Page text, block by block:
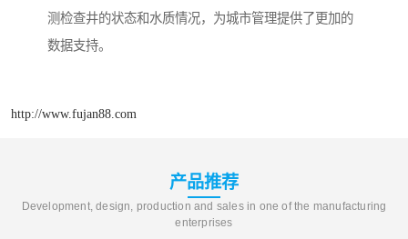
测检查井的状态和水质情况，为城市管理提供了更加的
数据支持。
http://www.fujan88.com
产品推荐
Development, design, production and sales in one of the manufacturing
enterprises